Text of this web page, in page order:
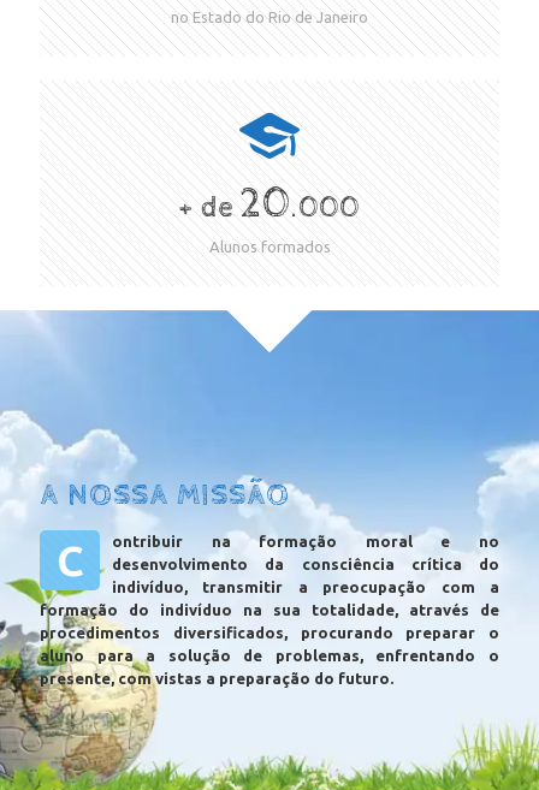
no Estado do Rio de Janeiro
+ de20.000
Alunos formados
A NOSSA MISSÃO
C
ontribuir na formação moral e no
desenvolvimento da consciência crítica do
indivíduo, transmitir a preocupação com a
formação do indivíduo na sua totalidade, através de
procedimentos diversificados, procurando preparar o
aluno para a solução de problemas, enfrentando o
presente, com vistas a preparação do futuro.